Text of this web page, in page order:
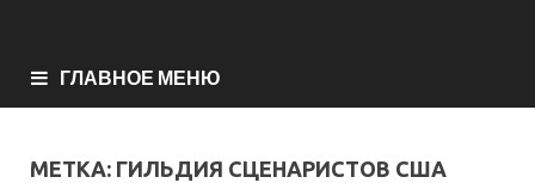
ГЛАВНОЕ МЕНЮ
МЕТКА: ГИЛЬДИЯ СЦЕНАРИСТОВ США